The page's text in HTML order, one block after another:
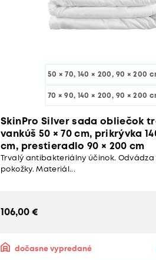
50 × 70, 140 × 200, 90 × 200
70 × 90, 140 × 200, 90 × 200
SkinPro Silver sada obliečok
vankúš 50 × 70 cm, prikrývka
cm, prestieradlo 90 × 200 cm
Trvalý antibakteriálny účinok. Odvádza
pokožky. Materiál...
106,00 €
dočasne vypredané